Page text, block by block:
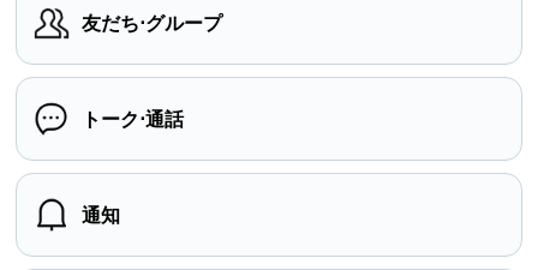
友だち⋅グループ
トーク⋅通話
通知